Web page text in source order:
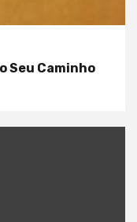
Seu Caminho